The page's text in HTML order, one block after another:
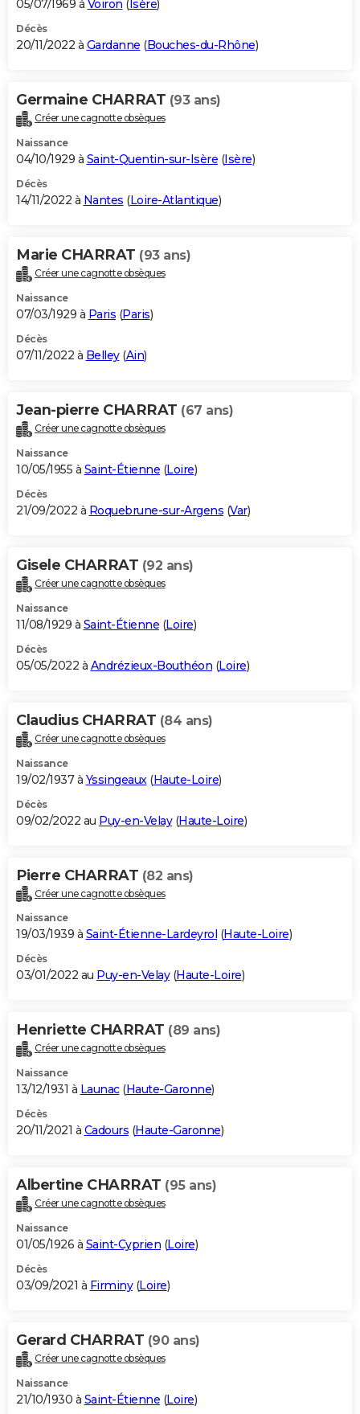
05/07/1969 à Voiron ( Isère)
Décès
20/11/2022 à Gardanne (Bouches-du-Rhône)
Germaine CHARRAT (93 ans)
Créer une cagnotte obsèques
Naissance
04/10/1929 à Saint-Quentin-sur-Isère (Isère)
Décès
14/11/2022 à Nantes (Loire-Atlantique)
Marie CHARRAT (93 ans)
Créer une cagnotte obsèques
Naissance
07/03/1929 à Paris (Paris)
Décès
07/11/2022 à Belley(Ain)
Jean-pierre CHARRAT (67 ans)
Créer une cagnotte obsèques
Naissance
10/05/1955 à Saint-Étienne (Loire)
Décès
21/09/2022 à Roquebrune-sur-Argens (Var)
Gisele CHARRAT (92 ans)
Créer une cagnotte obsèques
Naissance
11/08/1929 à Saint-Étienne (Loire)
Décès
05/05/2022 à Andrézieux-Bouthéon (Loire)
Claudius CHARRAT (84 ans)
Créer une cagnotte obsèques
Naissance
19/02/1937 à Yssingeaux (Haute-Loire)
Décès
09/02/2022 au Puy-en-Velay(Haute-Loire)
Pierre CHARRAT (82 ans)
Créer une cagnotte obsèques
Naissance
19/03/1939 à Saint-Étienne-Lardeyrol (Haute-Loire)
Décès
03/01/2022 au Puy-en-Velay(Haute-Loire)
Henriette CHARRAT (89 ans)
Créer une cagnotte obsèques
Naissance
13/12/1931 à Launac(Haute-Garonne)
Décès
20/11/2021 à Cadours (Haute-Garonne)
Albertine CHARRAT (95 ans)
Créer une cagnotte obsèques
Naissance
01/05/1926 à Saint-Cyprien (Loire)
Décès
03/09/2021 à Firminy(Loire)
Gerard CHARRAT (90 ans)
Créer une cagnotte obsèques
Naissance
21/10/1930 à Saint-Étienne (Loire)